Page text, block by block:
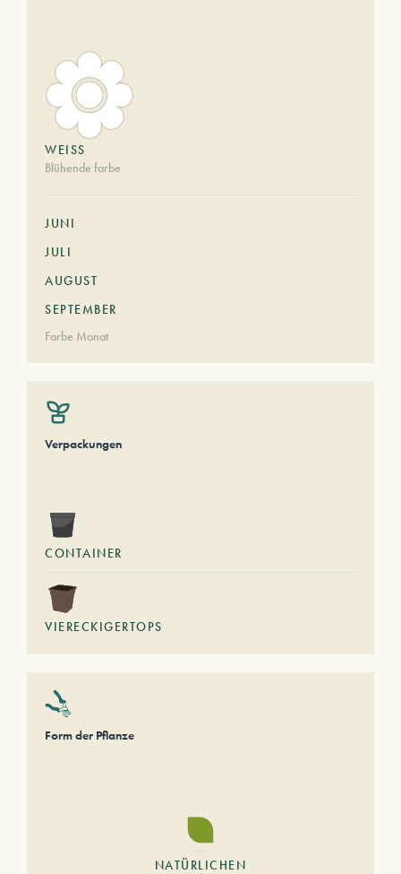
WEISS
Blühende farbe
JUNI
JULI
AUGUST
SEPTEMBER
Farbe Monat
Verpackungen
CONTAINER
VIERECKIGERTOPS
Form der Pflanze
NATÜRLICHEN